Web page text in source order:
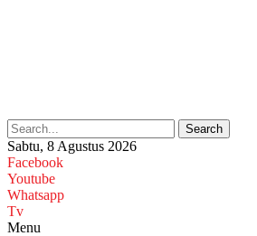
Search
Sabtu, 8 Agustus 2026
Facebook
Youtube
Whatsapp
Tv
Menu